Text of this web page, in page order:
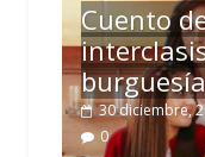
Un
mundos
15 mayo, 2026